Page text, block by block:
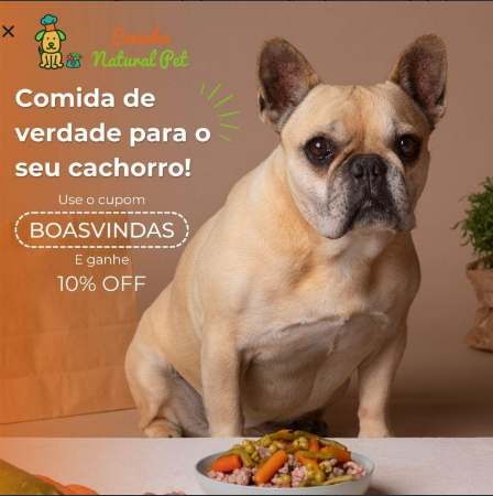
Os pratos são congelados em porções diárias e embalados
a vácuo, podendo ser descongelados no refrigerador ou
banho-maria. Acondicionados em freezer, tem validade de 6
meses e, após descongelados, podem permanecer no
refrigerador por até 2 dias.
Com o intuito de promover aos pets uma alimentação 100%
natural, balanceada, saudável, bio apropriada e de muita
qualidade, sem abrir mão da praticidade no dia a dia, nasce a
Cozinha Natural Pet!
Nosso maior objetivo é oferecer saúde, qualidade de vida e
muito afeto através da alimentação. Completos e nutritivos,
nossos alimentos são capazes de revolucionar a vida do seu
melhor amigo!
Ingredientes
Peixe merluza, moela de pato, mandioca, grão de bico,